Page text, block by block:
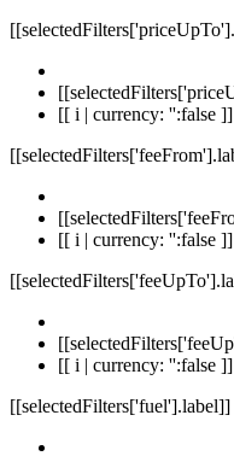
[[ i | currency: '':false
[[ i | currency: '':false
[[ i | currency: '':false
[[selectedFilters['fuel'].label]]